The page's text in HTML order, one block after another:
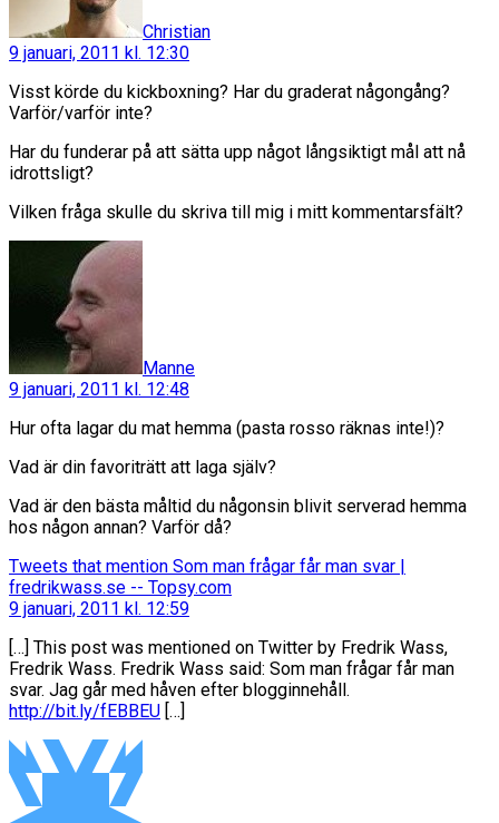
Christian
9 januari, 2011 kl. 12:30
Visst körde du kickboxning? Har du graderat någongång?
Varför/varför inte?
Har du funderar på att sätta upp något långsiktigt mål att nå
idrottsligt?
Vilken fråga skulle du skriva till mig i mitt kommentarsfält?
Manne
9 januari, 2011 kl. 12:48
Hur ofta lagar du mat hemma (pasta rosso räknas inte!)?
Vad är din favoriträtt att laga själv?
Vad är den bästa måltid du någonsin blivit serverad hemma
hos någon annan? Varför då?
Tweets that mention Som man frågar får man svar |
fredrikwass.se -- Topsy.comsäger:
9 januari, 2011 kl. 12:59
[…] This post was mentioned on Twitter by Fredrik Wass,
Fredrik Wass. Fredrik Wass said: Som man frågar får man
svar. Jag går med håven efter blogginnehåll.
http://bit.ly/fEBBEU […]